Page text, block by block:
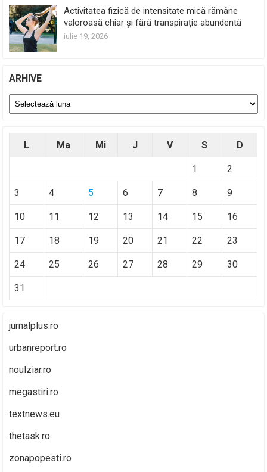
Activitatea fizică de intensitate mică rămâne
valoroasă chiar și fără transpirație abundentă
iulie 19, 2026
ARHIVE
Arhive
L Ma Mi J V S D
1 2
3 4 5 6 7 8 9
10 11 12 13 14 15 16
17 18 19 20 21 22 23
24 25 26 27 28 29 30
31
jurnalplus.ro
urbanreport.ro
noulziar.ro
megastiri.ro
textnews.eu
thetask.ro
zonapopesti.ro